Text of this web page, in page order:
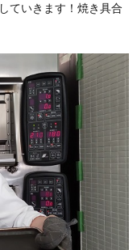
ていきます！焼き具合